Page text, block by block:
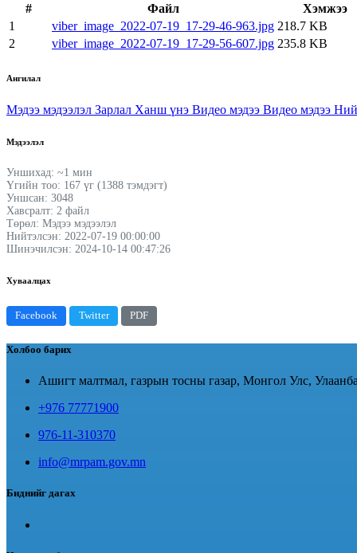
# Файл Хэмжээ
1
viber_image_2022-07-19_17-29-46-963.jpg 218.7 KB
2
viber_image_2022-07-19_17-29-56-607.jpg 235.8 KB
Ангилал
Мэдээ мэдээлэл Зарлал Ханш үнэ Видео мэдээ Видео мэдээ
Мэдээлэл
Уншихад: ~1 мин
Үгийн тоо: 167 үг (1388 тэмдэгт)
Уншсан: 3048
Хавсралт: 2 файл
Төрөл: Мэдээ мэдээлэл
Нийтэлсэн: 2022-07-19 00:00:00
Шинэчилсэн: 2024-10-14 00:47:26
Хуваалцах
Facebook Twitter PDF
Холбоо барих
Ашигт малтмал, газрын тосны газар, Монгол Улс,
+976 77771900
976-11-310370
info@mrpam.gov.mn
Биднийг дагах